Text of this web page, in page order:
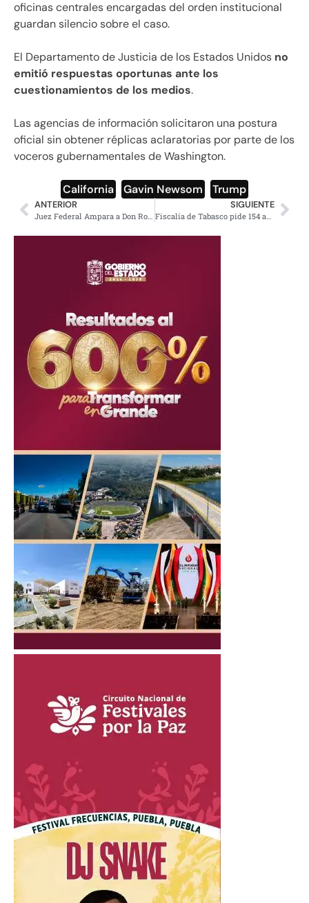
oficinas centrales encargadas del orden institucional
guardan silencio sobre el caso.
El Departamento de Justicia de los Estados Unidos no
emitió respuestas oportunas ante los
cuestionamientos de los medios.
Las agencias de información solicitaron una postura
oficial sin obtener réplicas aclaratorias por parte de los
voceros gubernamentales de Washington.
California Gavin Newsom Trump
ANTERIOR SIGUIENTE
Fiscalía de Tabasco pide 154 años de cárcel a Hernán Bermúdez